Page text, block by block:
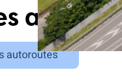
actuels
autoroutes